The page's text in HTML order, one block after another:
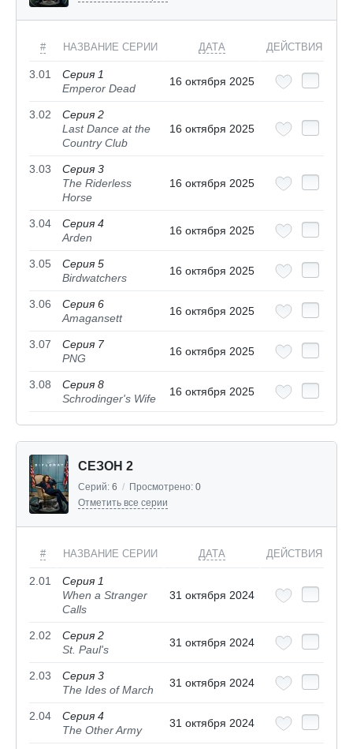
# НАЗВАНИЕ СЕРИИ ДАТА ДЕЙСТВИЯ
3.01
Серия 1
Emperor Dead
16 октября 2025
3.02
Серия 2
Last Dance at the
Country Club
16 октября 2025
3.03
Серия 3
The Riderless
Horse
16 октября 2025
3.04
Серия 4
Arden
16 октября 2025
3.05
Серия 5
Birdwatchers
16 октября 2025
3.06
Серия 6
Amagansett
16 октября 2025
3.07
Серия 7
PNG
16 октября 2025
3.08
Серия 8
Schrodinger's Wife
16 октября 2025
СЕЗОН 2
Серий: 6 / Просмотрено: 0
Отметить все серии
# НАЗВАНИЕ СЕРИИ ДАТА ДЕЙСТВИЯ
2.01
Серия 1
When a Stranger
Calls
31 октября 2024
2.02
Серия 2
St. Paul's
31 октября 2024
2.03
Серия 3
The Ides of March
31 октября 2024
2.04
Серия 4
The Other Army
31 октября 2024